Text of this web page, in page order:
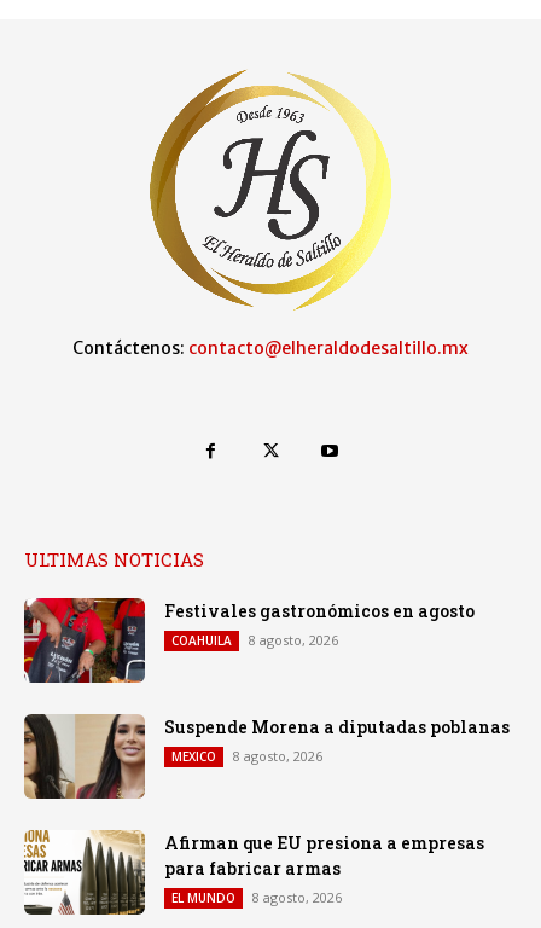
Contáctenos: contacto@elheraldodesaltillo.mx
ULTIMAS NOTICIAS
Festivales gastronómicos en agosto
COAHUILA 8 agosto, 2026
Suspende Morena a diputadas poblanas
MEXICO 8 agosto, 2026
Afirman que EU presiona a empresas
para fabricar armas
EL MUNDO 8 agosto, 2026